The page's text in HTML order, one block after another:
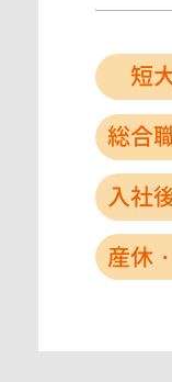
短
総合
入社
産休